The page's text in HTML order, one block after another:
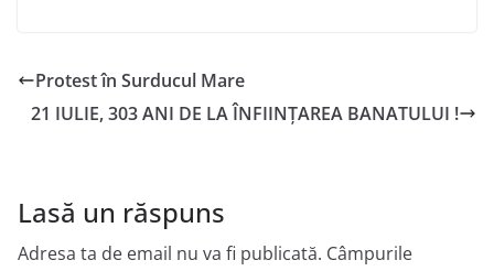
Protest în Surducul Mare
21 IULIE, 303 ANI DE LA ÎNFIINŢAREA BANATULUI !
Lasă un răspuns
Adresa ta de email nu va fi publicată. Câmpurile